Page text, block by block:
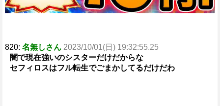
820: 名無しさん 2023/10/01(日) 19:32:55.25
闇で現在強いのシスターだけだからな
セフィロスはフル転生でごまかしてるだけだわ